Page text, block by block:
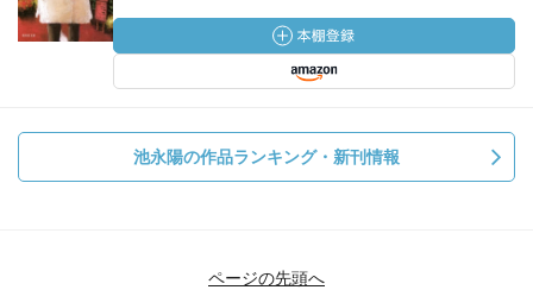
池永陽の作品ランキング・新刊情報
ページの先頭へ